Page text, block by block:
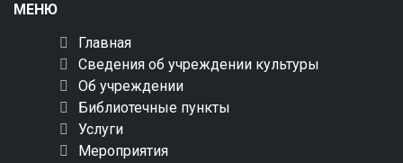
МЕНЮ
Главная
Сведения об учреждении культуры
Об учреждении
Библиотечные пункты
Услуги
Мероприятия